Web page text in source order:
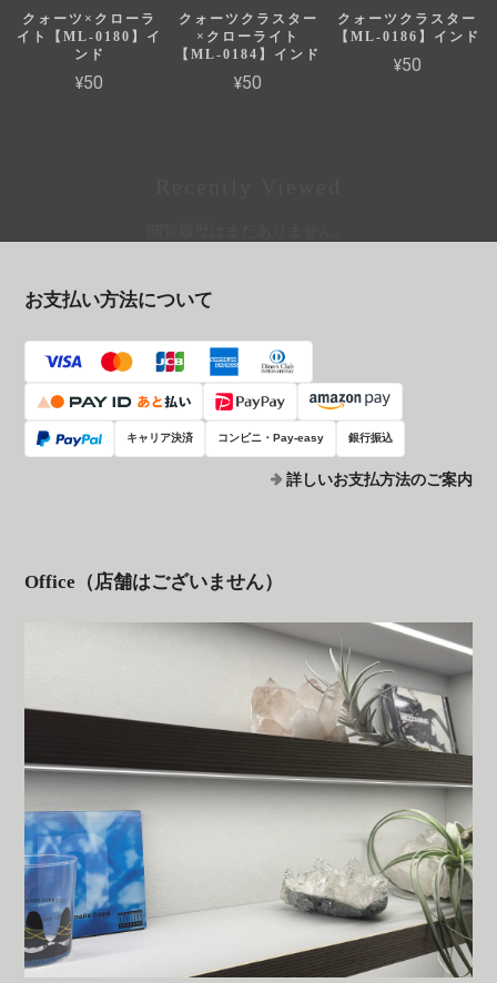
クォーツ×クローラ
イト【ML-0180】イ
ンド
¥50
クォーツクラスター
×クローライト
【ML-0184】インド
¥50
クォーツクラスター
【ML-0186】インド
¥50
お支払い方法について
キャリア決済 コンビニ・Pay-easy 銀行振込
詳しいお支払方法のご案内
Office（店舗はございません）